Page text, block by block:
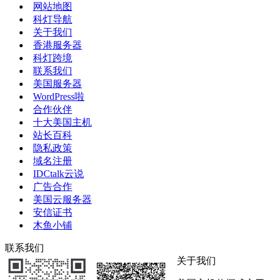
网站地图
科灯导航
关于我们
香港服务器
科灯跨境
联系我们
美国服务器
WordPress啦
合作伙伴
十大美国主机
站长百科
隐私政策
域名注册
IDCtalk云说
广告合作
美国云服务器
安信证书
木鱼小铺
联系我们
关于我们